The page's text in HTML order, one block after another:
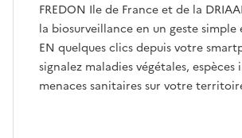
FREDON Ile de France et de la
la biosurveillance en un geste
EN quelques clics depuis votre
signalez maladies végétales, espèces
menaces sanitaires sur votre